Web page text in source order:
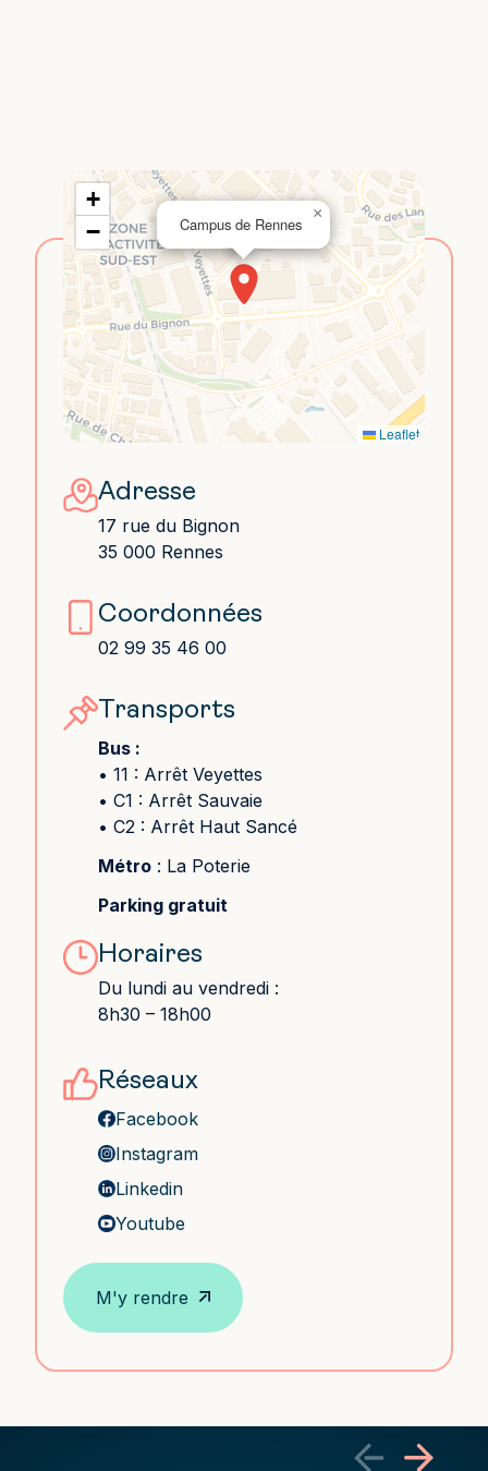
Campus de Rennes
×
+
−
Leaflet
Adresse
17 rue du Bignon
35 000 Rennes
Coordonnées
02 99 35 46 00
Transports
Bus :
• 11 : Arrêt Veyettes
• C1 : Arrêt Sauvaie
• C2 : Arrêt Haut Sancé
Métro : La Poterie
Parking gratuit
Horaires
Du lundi au vendredi :
8h30 – 18h00
Réseaux
Facebook
Instagram
Linkedin
Youtube
M'y rendre